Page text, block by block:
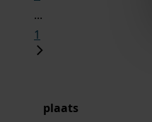
...
1
plaats